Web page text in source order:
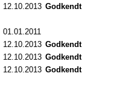
12.10.2013 Godkendt
01.01.2011
12.10.2013 Godkendt
12.10.2013 Godkendt
12.10.2013 Godkendt